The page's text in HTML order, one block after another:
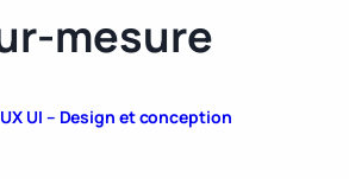
mesure
UI – Design et conception